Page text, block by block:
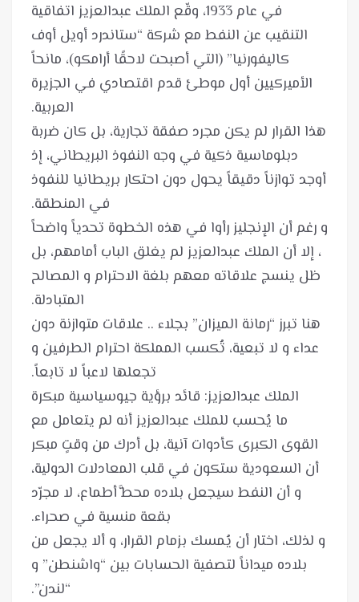
في عام 1933، وقّع الملك عبدالعزيز اتفاقية
التنقيب عن النفط مع شركة “ستاندرد أويل أوف
كاليفورنيا” (التي أصبحت لاحقًا أرامكو)، مانحاً
الأميركيين أول موطئ قدم اقتصادي في الجزيرة
هذا القرار لم يكن مجرد صفقة تجارية، بل كان ضربة
دبلوماسية ذكية في وجه النفوذ البريطاني، إذ
أوجد توازناً دقيقاً يحول دون احتكار بريطانيا للنفوذ
و رغم أن الإنجليز رأوا في هذه الخطوة تحدياً واضحاً
، إلا أن الملك عبدالعزيز لم يغلق الباب أمامهم، بل
ظل ينسج علاقاته معهم بلغة الاحترام و المصالح
هنا تبرز “رمانة الميزان” بجلاء .. علاقات متوازنة دون
عداء و لا تبعية، تُكسب المملكة احترام الطرفين و
ما يُحسب للملك عبدالعزيز أنه لم يتعامل مع
القوى الكبرى كأدوات آنية، بل أدرك من وقتٍ مبكر
أن السعودية ستكون في قلب المعادلات الدولية،
و أن النفط سيجعل بلاده محطَّ أطماع، لا مجرّد
و لذلك، اختار أن يُمسك بزمام القرار، و ألا يجعل من
بلاده ميداناً لتصفية الحسابات بين “واشنطن” و